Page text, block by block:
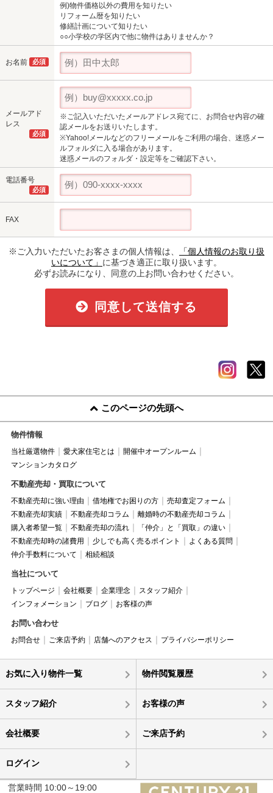
例)物件価格以外の費用を知りたい
リフォーム暦を知りたい
修繕計画について知りたい
○○小学校の学区内で他に物件はありませんか？
お名前 必須
メールアド
レス
必須
※ご記入いただいたメールアドレス宛てに、お問合せ内容の確
認メールをお送りいたします。
※Yahoo!メールなどのフリーメールをご利用の場合、迷惑メー
ルフォルダに入る場合があります。
迷惑メールのフォルダ・設定等をご確認下さい。
電話番号
必須
FAX
※ご入力いただいたお客さまの個人情報は、
「個人情報のお取り扱
いについて」 に基づき適正に取り扱います。
必ずお読みになり、同意の上お問い合わせください。
同意して送信する
このページの先頭へ
物件情報
当社厳選物件 愛犬家住宅とは
開催中オープンルーム
マンションカタログ
不動産売却・買取について
不動産売却に強い理由 借地権でお困りの方
売却査定フォーム
不動産売却実績
不動産売却コラム
離婚時の不動産売却コラム
購入者希望一覧
不動産売却の流れ
「仲介」と「買取」の違い
不動産売却時の諸費用
少しでも高く売るポイント
よくある質問
仲介手数料について
相続相談
当社について
トップページ 会社概要 企業理念
スタッフ紹介
インフォメーション
ブログ お客様の声
お問い合わせ
お問合せ ご来店予約 店舗へのアクセス プライバシーポリシー
お気に入り物件一覧 物件閲覧履歴
スタッフ紹介 お客様の声
会社概要 ご来店予約
ログイン
営業時間 10:00～19:00